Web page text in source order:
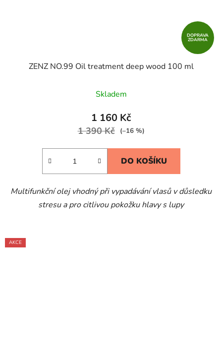
DOPRAVA
ZDARMA
ZENZ NO.99 ​Oil treatment deep wood 100 ml
Skladem
1 160 Kč
1 390 Kč (–16 %)
DO KOŠÍKU
Multifunkční olej vhodný při vypadávání vlasů v důsledku
stresu a pro citlivou pokožku hlavy s lupy
AKCE